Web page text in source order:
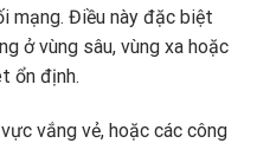
mạng. Điều này đặc biệt
ở vùng sâu, vùng xa hoặc
ổn định.
vắng vẻ, hoặc các công